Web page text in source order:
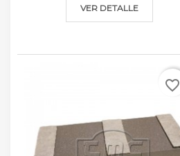
VER DETALLE
favorite_border